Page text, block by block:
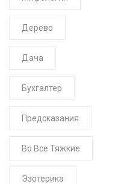
Дерево
Дача
Бухгалтер
Предсказания
Во Все Тяжкие
Эзотерика